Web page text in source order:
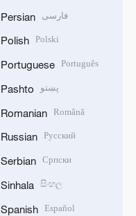
Persian فارسی
Polish Polski
Portuguese Português
Pashto پښتو
Romanian Română
Russian Русский
Serbian Српски
Sinhala සිංහල
Spanish Español